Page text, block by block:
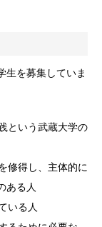
生を募集していま
という武蔵大学の
修得し、主体的に
ある人
いる人